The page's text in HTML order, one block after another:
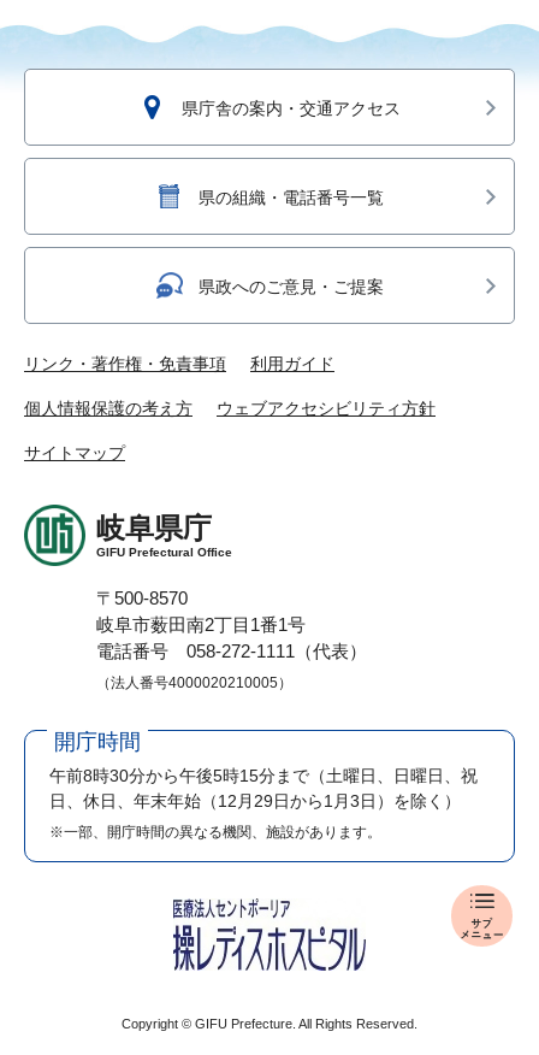
報
道
県庁舎の案内・交通アクセス
県の組織・電話番号一覧
県政へのご意見・ご提案
リンク・著作権・免責事項 利用ガイド
個人情報保護の考え方 ウェブアクセシビリティ方針
サイトマップ
岐阜県庁
GIFU Prefectural Office
〒500-8570
岐阜市薮田南2丁目1番1号
電話番号 058-272-1111（代表）
（法人番号4000020210005）
開庁時間
午前8時30分から午後5時15分まで （土曜日、日曜日、祝
日、休日、年末年始（12月29日から1月3日）を除く）
※一部、開庁時間の異なる機関、施設があります。
Copyright © GIFU Prefecture. All Rights Reserved.